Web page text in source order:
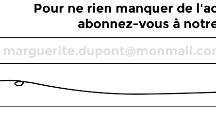
Pour ne rien manquer de
abonnez-vous à